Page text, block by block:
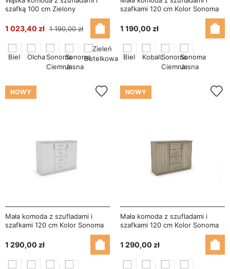
szafką 100 cm Zielony
1 023,40 zł 1 190,00 zł
szafkami 120 cm Kolor Sonoma
1 190,00 zł
NOWY
Mała komoda z szufladami i
szafkami 120 cm Kolor Sonoma
1 290,00 zł
NOWY
Mała komoda z szufladami i
szafkami 120 cm Kolor Sonoma
1 290,00 zł